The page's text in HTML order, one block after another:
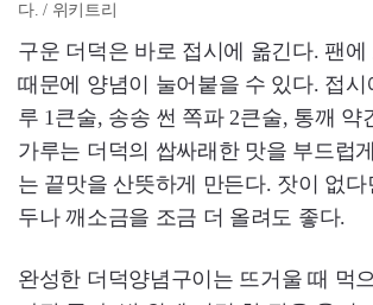
다. / 위키트리
구운 더덕은 바로 접시에 옮긴다. 팬에
때문에 양념이 눌어붙을 수 있다. 접
루 1큰술, 송송 썬 쪽파 2큰술, 통깨 약
가루는 더덕의 쌉싸래한 맛을 부드럽
는 끝맛을 산뜻하게 만든다. 잣이 없
두나 깨소금을 조금 더 올려도 좋다.
완성한 더덕양념구이는 뜨거울 때 먹